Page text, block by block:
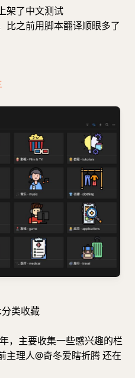
架了中文测试
比之前用脚本翻译顺眼多了
类收藏
，主要收集一些感兴趣的栏
主理人@奇冬爱瞎折腾 还在